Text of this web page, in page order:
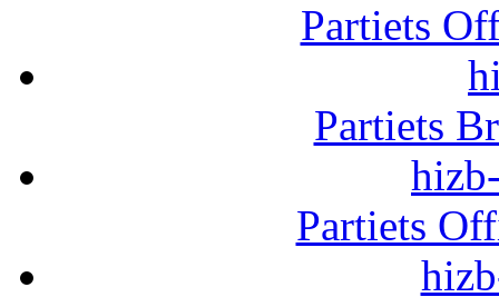
Partiets
Partiets
Partiets